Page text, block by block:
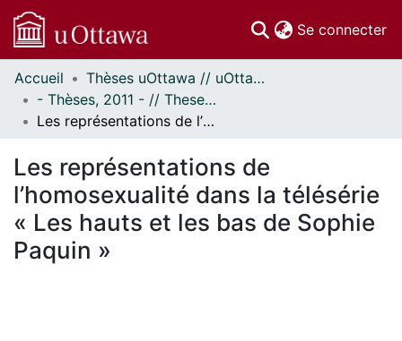
Se connecter
Communautés
et collections
Parcourir
À propos
Accueil
Thèses uOttawa // uOttawa Theses
- Thèses, 2011 - // Theses, 2011 -
Les représentations de l’homosexualité dans la télésérie « Les hauts et les bas de Sophie Paquin »
Les représentations de
l’homosexualité dans la télésérie
« Les hauts et les bas de Sophie
Paquin »